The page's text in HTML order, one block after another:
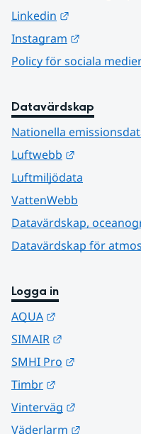
Linkedin
Instagram
Policy för sociala
Datavärdskap
Nationella
Luftwebb
Luftmiljödata
VattenWebb
Datavärdskap,
Datavärdskap för
Logga in
AQUA
SIMAIR
SMHI Pro
Timbr
Vinterväg
Väderlarm